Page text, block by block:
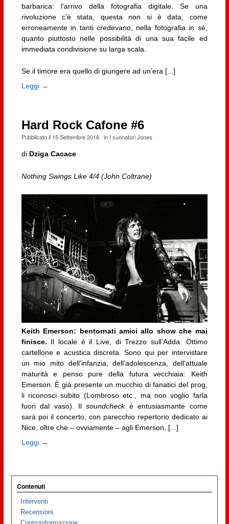
barbarica: l’arrivo della fotografia digitale. Se una
rivoluzione c’è stata, questa non si è data, come
erroneamente in tanti credevano, nella fotografia in sé,
quanto piuttosto nelle possibilità di una sua facile ed
immediata condivisione su larga scala.
Se il timore era quello di giungere ad un’era [...]
Leggi →
Hard Rock Cafone #6
Pubblicato il 15 Settembre 2016· in I suonatori Jones ·
di Dziga Cacace
Nothing Swings Like 4/4 (John Coltrane)
Keith Emerson: bentornati amici allo show che mai
finisce. Il locale è il Live, di Trezzo sull’Adda. Ottimo
cartellone e acustica discreta. Sono qui per intervistare
un mio mito dell’infanzia, dell’adolescenza, dell’attuale
maturità e penso pure della futura vecchiaia: Keith
Emerson. È già presente un mucchio di fanatici del prog,
li riconosci subito (Lombroso etc., ma non voglio farla
fuori dal vaso). Ilsoundcheckè entusiasmante come
sarà poi il concerto, con parecchio repertorio dedicato ai
Nice, oltre che – ovviamente – agli Emerson, [...]
Leggi →
Contenuti
Interventi
Recensioni